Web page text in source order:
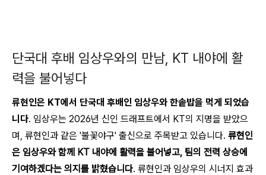
단국대 후배 임상우와의 만남, KT 내야에 활
력을 불어넣다
류현인은 KT에서 단국대 후배인 임상우와 한솥밥을 먹게 되었습
니다. 임상우는 2026년 신인 드래프트에서 KT의 지명을 받았으
며, 류현인과 같은 '불꽃야구' 출신으로 주목받고 있습니다. 류현인
은 임상우와 함께 KT 내야에 활력을 불어넣고, 팀의 전력 상승에
기여하겠다는 의지를 밝혔습니다. 류현인과 임상우의 시너지 효과